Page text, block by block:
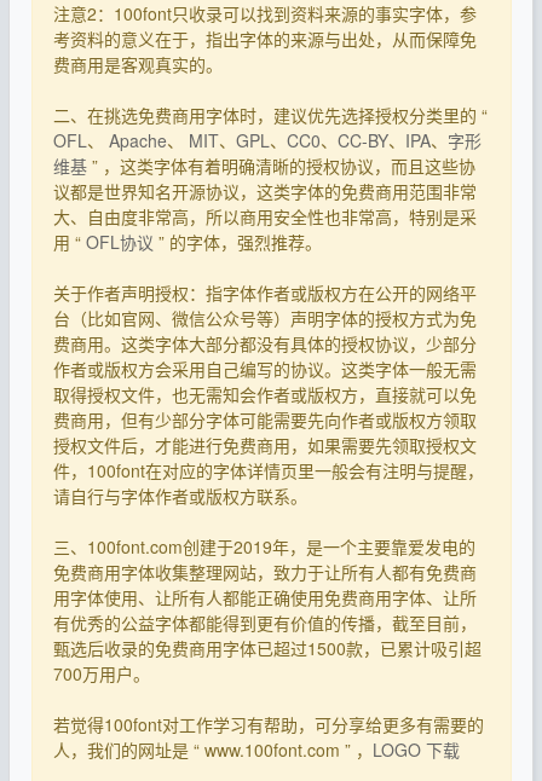
注意2：100font只收录可以找到资料来源的事实字体，参
考资料的意义在于，指出字体的来源与出处，从而保障免
费商用是客观真实的。
二、在挑选免费商用字体时，建议优先选择授权分类里的 “
OFL、 Apache、 MIT、 GPL、 CC0、 CC-BY、 IPA、 字形
维基 ” ，这类字体有着明确清晰的授权协议，而且这些协
议都是世界知名开源协议，这类字体的免费商用范围非常
大、自由度非常高，所以商用安全性也非常高，特别是采
用 “ OFL协议 ” 的字体，强烈推荐。
关于作者声明授权：指字体作者或版权方在公开的网络平
台（比如官网、微信公众号等）声明字体的授权方式为免
费商用。这类字体大部分都没有具体的授权协议，少部分
作者或版权方会采用自己编写的协议。这类字体一般无需
取得授权文件，也无需知会作者或版权方，直接就可以免
费商用，但有少部分字体可能需要先向作者或版权方领取
授权文件后，才能进行免费商用，如果需要先领取授权文
件，100font在对应的字体详情页里一般会有注明与提醒，
请自行与字体作者或版权方联系。
三、100font.com创建于2019年，是一个主要靠爱发电的
免费商用字体收集整理网站，致力于让所有人都有免费商
用字体使用、让所有人都能正确使用免费商用字体、让所
有优秀的公益字体都能得到更有价值的传播，截至目前，
甄选后收录的免费商用字体已超过1500款，已累计吸引超
700万用户。
若觉得100font对工作学习有帮助，可分享给更多有需要的
人，我们的网址是 “ www.100font.com ” ， LOGO 下载